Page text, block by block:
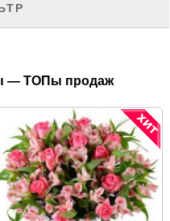
— ТОПы продаж